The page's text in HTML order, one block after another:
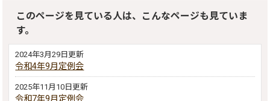
このページを見ている人は、こんなページも見ていま
す。
2024年3月29日更新
令和4年9月定例会
2025年11月10日更新
令和7年9月定例会